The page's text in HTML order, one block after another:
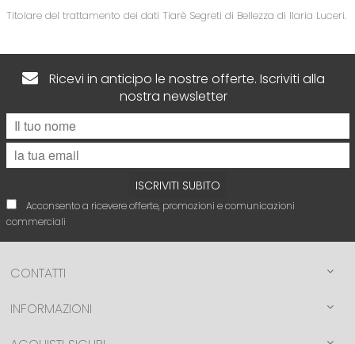
Titolare del trattamento dei dati Tiarè Segreti di Bellezza di Ilaria Luceri.
Ricevi in anticipo le nostre offerte. Iscriviti alla
nostra newsletter
ISCRIVITI SUBITO
Acconsento a ricevere offerte, promozioni e comunicazioni
commerciali
CONTATTI
INFORMAZIONI